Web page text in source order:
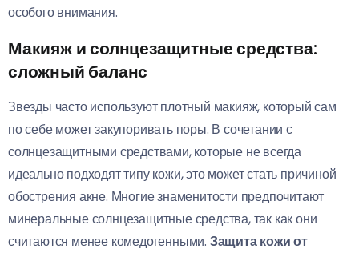
особого внимания.
Макияж и солнцезащитные средства:
сложный баланс
Звезды часто используют плотный макияж, который сам
по себе может закупоривать поры. В сочетании с
солнцезащитными средствами, которые не всегда
идеально подходят типу кожи, это может стать причиной
обострения акне. Многие знаменитости предпочитают
минеральные солнцезащитные средства, так как они
считаются менее комедогенными. Защита кожи от